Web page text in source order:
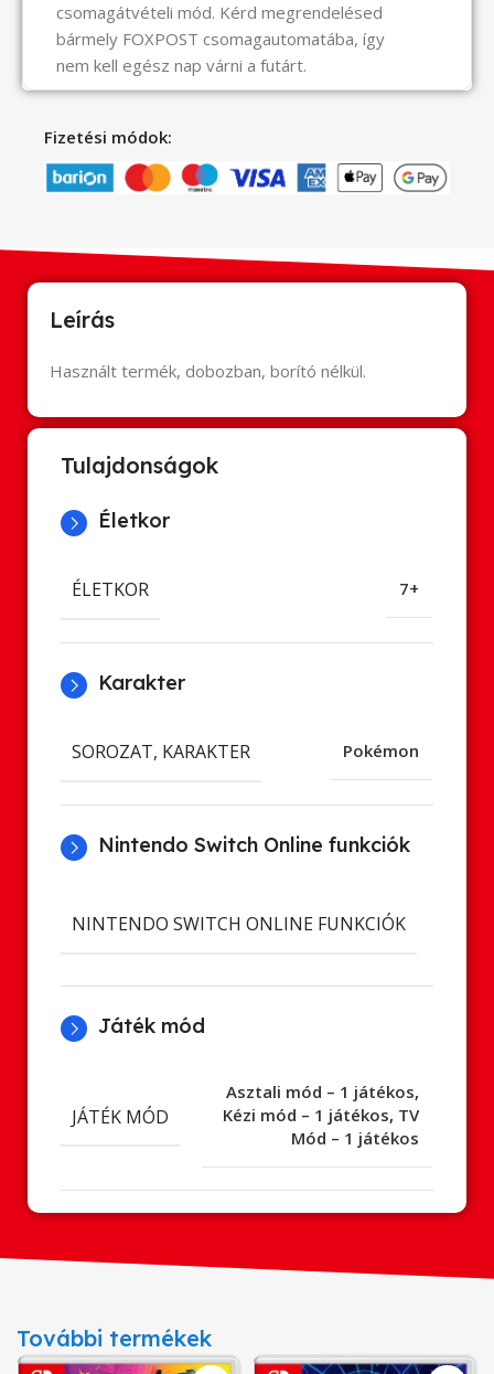
csomagátvételi mód. Kérd megrendelésed
bármely FOXPOST csomagautomatába, így
nem kell egész nap várni a futárt.
Fizetési módok:
Leírás
Használt termék, dobozban, borító nélkül.
Tulajdonságok
Életkor
ÉLETKOR 7+
Karakter
SOROZAT, KARAKTER Pokémon
Nintendo Switch Online funkciók
NINTENDO SWITCH ONLINE FUNKCIÓK
Játék mód
JÁTÉK MÓD
Asztali mód – 1 játékos,
Kézi mód – 1 játékos, TV
Mód – 1 játékos
További termékek